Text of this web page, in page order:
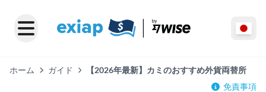
ホーム ガイド
【2026年最新】カミのおすすめ外貨両替所
免責事項